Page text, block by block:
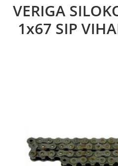
VERIGA
1x67 SIP